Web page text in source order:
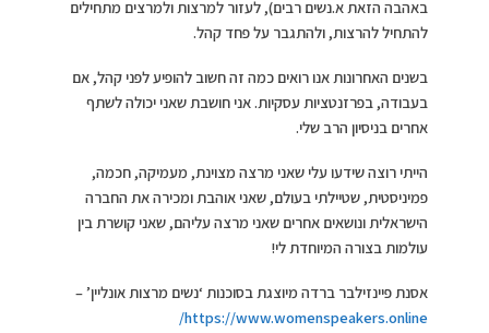
באהבה הזאת א.נשים רבים), לעזור למרצות ולמרצים מתחילים
להתחיל להרצות, ולהתגבר על פחד קהל.
בשנים האחרונות אנו רואים כמה זה חשוב להופיע לפני קהל, אם
בעבודה, בפרזנטציות עסקיות. אני חושבת שאני יכולה לשתף
אחרים בניסיון הרב שלי.
הייתי רוצה שידעו עלי שאני מרצה מצוינת, מעמיקה, חכמה,
פמיניסטית, שטיילתי בעולם, שאני אוהבת ומכירה את החברה
הישראלית ונושאים אחרים שאני מרצה עליהם, שאני קושרת בין
עולמות בצורה המיוחדת לי!
אסנת פיינזילבר ברדה מיוצגת בסוכנות ‘נשים מרצות אונליין’ –
https://www.womenspeakers.online/